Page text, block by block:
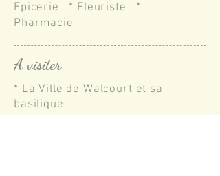
Epicerie * Fleuriste *
Pharmacie
A visiter
* La Ville de Walcourt et sa
basilique